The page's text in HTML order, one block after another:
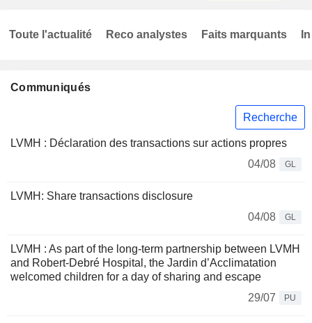
Communiqués
Recherche
LVMH : Déclaration des transactions sur actions propres
04/08
GL
LVMH: Share transactions disclosure
04/08
GL
LVMH : As part of the long-term partnership between LVMH
and Robert-Debré Hospital, the Jardin d’Acclimatation
welcomed children for a day of sharing and escape
29/07
PU
Toute l'actualité Reco analystes Faits marquants